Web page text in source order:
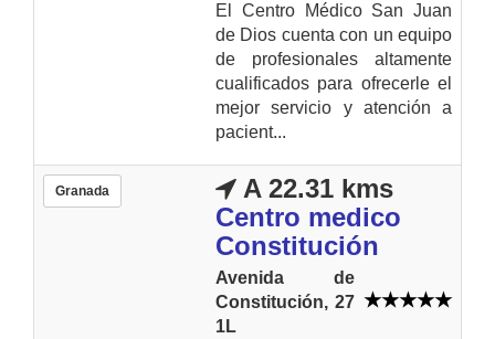
El Centro Médico San Juan
de Dios cuenta con un equipo
de profesionales altamente
cualificados para ofrecerle el
mejor servicio y atención a
pacient...
Granada
A 22.31 kms
Centro medico
Constitución
Avenida de
Constitución, 27
1L